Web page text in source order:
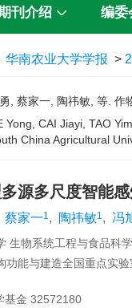
刊介绍 编委
华南农业大学学报 >
, 蔡家一, 陶祎敏, 等. 作
Yong, CAI Jiayi, TAO
China Agricultural
源多尺度智能
蔡家一1, 陶祎敏1, 冯
生物系统工程与食品科
功能与建造全国重点实
基金 32572180